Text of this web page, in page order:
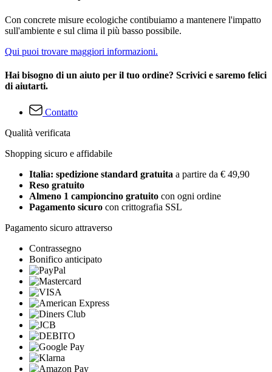
Con concrete misure ecologiche contibuiamo a mantenere l'impatto
sull'ambiente e sul clima il più basso possibile.
Qui puoi trovare maggiori informazioni.
Hai bisogno di un aiuto per il tuo ordine? Scrivici e saremo felici
di aiutarti.
Contatto
Qualità verificata
Shopping sicuro e affidabile
Italia: spedizione standard gratuita a partire da € 49,90
Reso gratuito
Almeno 1 campioncino gratuito con ogni ordine
Pagamento sicuro con crittografia SSL
Pagamento sicuro attraverso
Contrassegno
Bonifico anticipato